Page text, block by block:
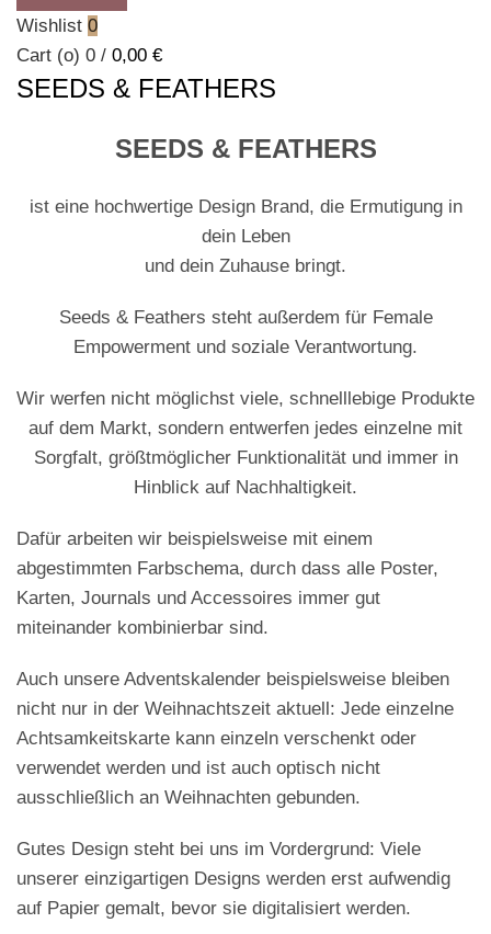
Wishlist 0
Cart (o) 0 / 0,00 €
SEEDS & FEATHERS
SEEDS & FEATHERS
ist eine hochwertige Design Brand, die Ermutigung in
dein Leben
und dein Zuhause bringt.
Seeds & Feathers steht außerdem für Female
Empowerment und soziale Verantwortung.
Wir werfen nicht möglichst viele, schnelllebige Produkte
auf dem Markt, sondern entwerfen jedes einzelne mit
Sorgfalt, größtmöglicher Funktionalität und immer in
Hinblick auf Nachhaltigkeit.
Dafür arbeiten wir beispielsweise mit einem
abgestimmten Farbschema, durch dass alle Poster,
Karten, Journals und Accessoires immer gut
miteinander kombinierbar sind.
Auch unsere Adventskalender beispielsweise bleiben
nicht nur in der Weihnachtszeit aktuell: Jede einzelne
Achtsamkeitskarte kann einzeln verschenkt oder
verwendet werden und ist auch optisch nicht
ausschließlich an Weihnachten gebunden.
Gutes Design steht bei uns im Vordergrund: Viele
unserer einzigartigen Designs werden erst aufwendig
auf Papier gemalt, bevor sie digitalisiert werden.